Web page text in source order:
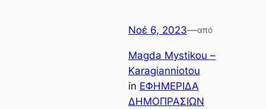
Νοέ 6, 2023—από
Magda Mystikou –
Karagianniotou
in ΕΦΗΜΕΡΙΔΑ
ΔΗΜΟΠΡΑΣΙΩΝ